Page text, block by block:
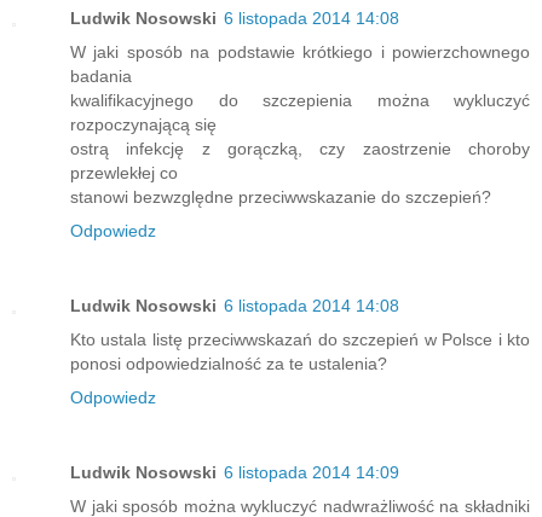
Ludwik Nosowski 6 listopada 2014 14:08
W jaki sposób na podstawie krótkiego i powierzchownego
badania
kwalifikacyjnego do szczepienia można wykluczyć
rozpoczynającą się
ostrą infekcję z gorączką, czy zaostrzenie choroby
przewlekłej co
stanowi bezwzględne przeciwwskazanie do szczepień?
Odpowiedz
Ludwik Nosowski 6 listopada 2014 14:08
Kto ustala listę przeciwwskazań do szczepień w Polsce i kto
ponosi odpowiedzialność za te ustalenia?
Odpowiedz
Ludwik Nosowski 6 listopada 2014 14:09
W jaki sposób można wykluczyć nadwrażliwość na składniki